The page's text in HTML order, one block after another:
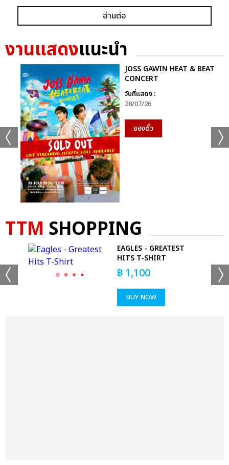
อ่านต่อ
งานแสดงแนะนำ
JOSS GAWIN HEAT & BEAT
CONCERT
วันที่แสดง :
28/07/26
จองตั๋ว
TTM SHOPPING
EAGLES - GREATEST
HITS T-SHIRT
฿ 1,100
BUY NOW